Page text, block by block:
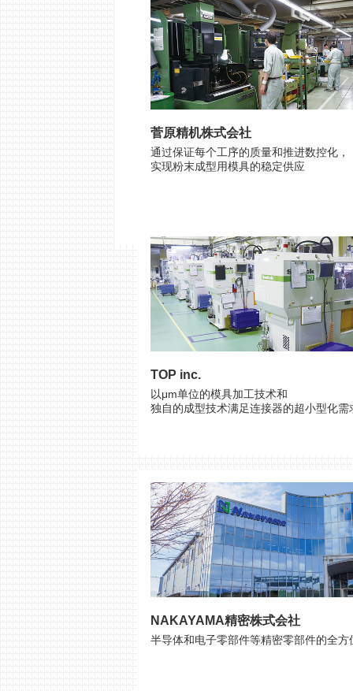
菅原精机株式会社
通过保证每个工序的质量和推进数控化，
实现粉末成型用模具的稳定供应
TOP inc.
以μm单位的模具加工技术和
独自的成型技术满足连接器的超小型化需
NAKAYAMA精密株式会社
半导体和电子零部件等精密零部件的全方